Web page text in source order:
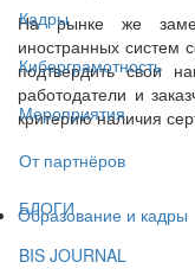
Кадры
Киберграмотность
Мероприятия
От партнёров
БЛОГИ
BIS JOURNAL
На рынке же
иностранных систем
подтвердить свои
работодатели и
критерию наличия
Образование и кадры